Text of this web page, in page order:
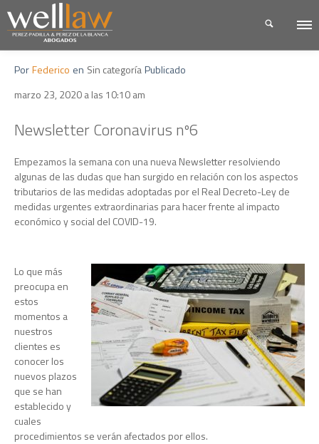
PorFederico en Sin categoríaPublicado
marzo 23, 2020 a las 10:10 am
Newsletter Coronavirus nº6
Empezamos la semana con una nueva Newsletter resolviendo
algunas de las dudas que han surgido en relación con los aspectos
tributarios de las medidas adoptadas por el Real Decreto-Ley de
medidas urgentes extraordinarias para hacer frente al impacto
económico y social del COVID-19.
Lo que más
preocupa en
estos
momentos a
nuestros
clientes es
conocer los
nuevos plazos
que se han
establecido y
cuales
procedimientos se verán afectados por ellos.